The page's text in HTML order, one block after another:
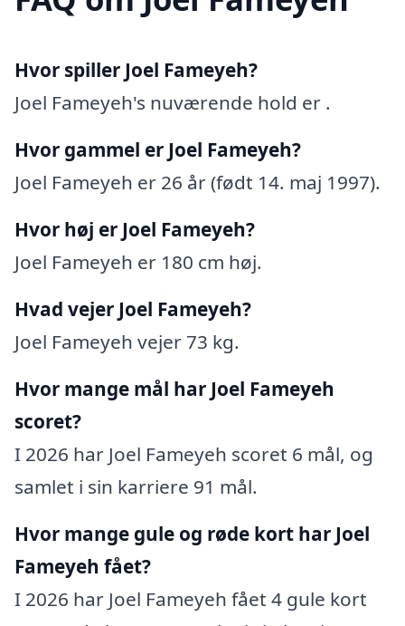
Hvor spiller Joel Fameyeh?
Joel Fameyeh's nuværende hold er .
Hvor gammel er Joel Fameyeh?
Joel Fameyeh er 26 år (født 14. maj 1997).
Hvor høj er Joel Fameyeh?
Joel Fameyeh er 180 cm høj.
Hvad vejer Joel Fameyeh?
Joel Fameyeh vejer 73 kg.
Hvor mange mål har Joel Fameyeh
scoret?
I 2026 har Joel Fameyeh scoret 6 mål, og
samlet i sin karriere 91 mål.
Hvor mange gule og røde kort har Joel
Fameyeh fået?
I 2026 har Joel Fameyeh fået 4 gule kort